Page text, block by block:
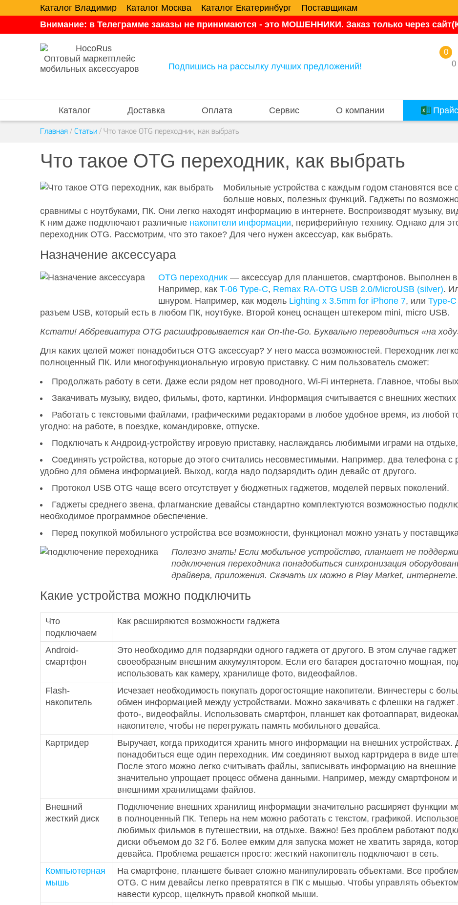
Каталог Владимир Каталог Москва Каталог Екатеринбург
Поставщикам
Внимание: в Телеграмме заказы не принимаются - это МОШЕННИКИ. Заказ только через
Оптовый маркетплейс
мобильных аксессуаров
Подпишись на рассылку лучших предложений! 0
0
Каталог Доставка Оплата Сервис О компании
Главная / Статьи / Что такое OTG переходник, как выбрать
Что такое OTG переходник, как выбрать
Мобильные устройства с каждым годом становятся
больше новых, полезных функций. Гаджеты по
сравнимы с ноутбуками, ПК. Они легко находят информацию в интернете. Воспроизводят музыку,
К ним даже подключают различные накопители информации, периферийную технику. Однако для
переходник OTG. Рассмотрим, что это такое? Для чего нужен аксессуар, как выбрать.
Назначение аксессуара
OTG переходник — аксессуар для планшетов, смартфонов. Выполнен в
Например, как T-06 Type-C, Remax RA-OTG USB 2.0/MicroUSB (silver).
шнуром. Например, как модель Lighting x 3.5mm for iPhone 7, или Type-
разъем USB, который есть в любом ПК, ноутбуке. Второй конец оснащен штекером mini, micro USB.
Кстати! Аббревиатура OTG расшифровывается как On-the-Go. Буквально переводиться «на
Для каких целей может понадобиться OTG аксессуар? У него масса возможностей. Переходник
полноценный ПК. Или многофункциональную игровую приставку. С ним пользователь сможет:
Продолжать работу в сети. Даже если рядом нет проводного, Wi-Fi интернета. Главное, чтобы
Закачивать музыку, видео, фильмы, фото, картинки. Информация считывается с внешних жестких
Работать с текстовыми файлами, графическими редакторами в любое удобное время, из любой
угодно: на работе, в поездке, командировке, отпуске.
Подключать к Андроид-устройству игровую приставку, наслаждаясь любимыми играми на
Соединять устройства, которые до этого считались несовместимыми. Например, два телефона
удобно для обмена информацией. Выход, когда надо подзарядить один девайс от другого.
Протокол USB OTG чаще всего отсутствует у бюджетных гаджетов, моделей первых поколений.
Гаджеты среднего звена, флагманские девайсы стандартно комплектуются возможностью
необходимое программное обеспечение.
Перед покупкой мобильного устройства все возможности, функционал можно узнать у
Полезно знать! Если мобильное устройство, планшет не
подключения переходника понадобиться синхронизация
драйвера, приложения. Скачать их можно в Play Market, интернете.
Какие устройства можно подключить
Что
подключаем
Как расширяются возможности гаджета
Android-
смартфон
Это необходимо для подзарядки одного гаджета от другого. В этом случае
своеобразным внешним аккумулятором. Если его батарея достаточно мощная,
использовать как камеру, хранилище фото, видеофайлов.
Flash-
накопитель
Исчезает необходимость покупать дорогостоящие накопители. Винчестеры с
обмен информацией между устройствами. Можно закачивать с флешки на
фото-, видеофайлы. Использовать смартфон, планшет как фотоаппарат,
накопителе, чтобы не перегружать память мобильного девайса.
Картридер
Выручает, когда приходится хранить много информации на внешних
понадобиться еще один переходник. Им соединяют выход картридера в виде
После этого можно легко считывать файлы, записывать информацию на
значительно упрощает процесс обмена данными. Например, между смартфоном
внешними хранилищами файлов.
Внешний
жесткий диск
Подключение внешних хранилищ информации значительно расширяет функции
в полноценный ПК. Теперь на нем можно работать с текстом, графикой.
любимых фильмов в путешествии, на отдыхе. Важно! Без проблем работают
диски объемом до 32 Гб. Более емким для запуска может не хватить заряда,
девайса. Проблема решается просто: жесткий накопитель подключают в сеть.
Компьютерная
мышь
На смартфоне, планшете бывает сложно манипулировать объектами. Все
OTG. С ним девайсы легко превратятся в ПК с мышью. Чтобы управлять
навести курсор, щелкнуть правой кнопкой мыши.